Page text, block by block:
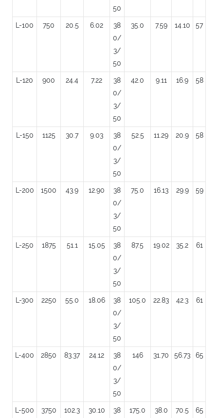
50
L-100 750 20.5 6.02
38
0/
3/
50
35.0 7.59 14.10 57
L-120 900 24.4 7.22
38
0/
3/
50
42.0 9.11 16.9 58
L-150 1125 30.7 9.03
38
0/
3/
50
52.5 11.29 20.9 58
L-200 1500 43.9 12.90
38
0/
3/
50
75.0 16.13 29.9 59
L-250 1875 51.1 15.05
38
0/
3/
50
87.5 19.02 35.2 61
L-300 2250 55.0 18.06
38
0/
3/
50
105.0 22.83 42.3 61
L-400 2850 83.37 24.12
38
0/
3/
50
146 31.70 56.73 65
L-500 3750 102.3 30.10
38
175.0
38.0
70.5 65